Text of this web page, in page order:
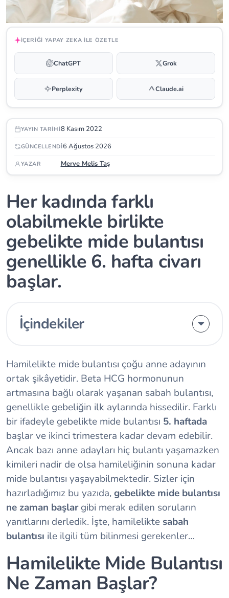
İÇERIĞI YAPAY ZEKA ILE ÖZETLE
ChatGPT Grok
Perplexity Claude.ai
YAYIN TARIHI8 Kasım 2022
GÜNCELLENDI6 Ağustos 2026
YAZAR Merve Melis Taş
Her kadında farklı
olabilmekle birlikte
gebelikte mide bulantısı
genellikle 6. hafta civarı
başlar.
İçindekiler
Hamilelikte mide bulantısı çoğu anne adayının
ortak şikâyetidir. Beta HCG hormonunun
artmasına bağlı olarak yaşanan sabah bulantısı,
genellikle gebeliğin ilk aylarında hissedilir. Farklı
bir ifadeyle gebelikte mide bulantısı 5. haftada
başlar ve ikinci trimestera kadar devam edebilir.
Ancak bazı anne adayları hiç bulantı yaşamazken
kimileri nadir de olsa hamileliğinin sonuna kadar
mide bulantısı yaşayabilmektedir. Sizler için
hazırladığımız bu yazıda,gebelikte mide bulantısı
ne zaman başlargibi merak edilen soruların
yanıtlarını derledik. İşte, hamileliktesabah
bulantısı ile ilgili tüm bilinmesi gerekenler…
Hamilelikte Mide Bulantısı
Ne Zaman Başlar?